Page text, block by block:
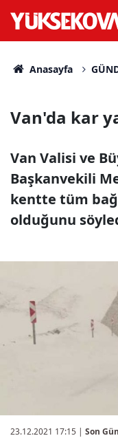
Anasayfa
Van'da kar
Van Valisi ve
Başkanvekili
kentte tüm
olduğunu
23.12.2021 17:15 | Son